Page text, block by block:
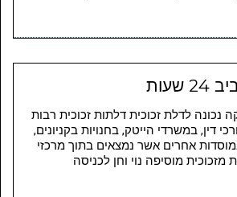
נכונה לדלת זכוכית דלתות זכוכית רבות
דין, במשרדי הייטק, בחנויות בקניונים,
אחרים אשר נמצאים בתוך מרכזי
מזכוכית מוסיפה נוי וחן לכניסה